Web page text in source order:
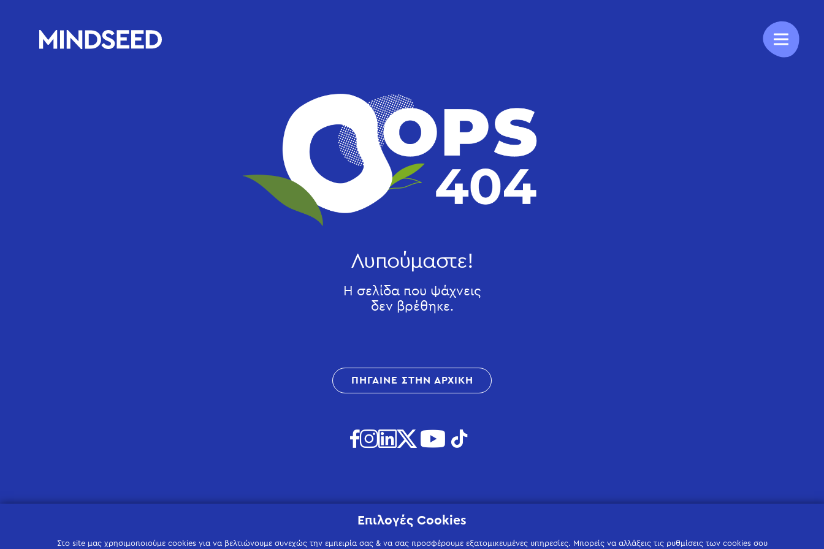
Λυπούμαστε!
Η σελίδα που ψάχνεις
δεν βρέθηκε.
ΠΗΓΑΙΝΕ ΣΤΗΝ ΑΡΧΙΚΗ
Επιλογές Cookies
Στο site μας χρησιμοποιούμε cookies για να βελτιώνουμε συνεχώς την εμπειρία σας & να σας προσφέρουμε εξατομικευμένες υπηρεσίες. Μπορείς να αλλάξεις τις ρυθμίσεις των cookies σου